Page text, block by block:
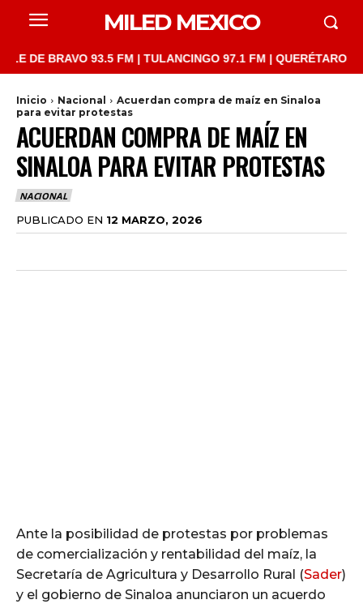
MILED MEXICO
BRAVO 93.5 FM | TULANCINGO 97.1 FM | QUERÉTARO 103.1
Inicio Nacional
Acuerdan compra de maíz en Sinaloa
para evitar protestas
ACUERDAN COMPRA DE MAÍZ EN
SINALOA PARA EVITAR PROTESTAS
NACIONAL
PUBLICADO EN 12 MARZO, 2026
Ante la posibilidad de protestas por problemas
de comercialización y rentabilidad del maíz, la
Secretaría de Agricultura y Desarrollo Rural (Sader)
y el gobierno de Sinaloa anunciaron un acuerdo